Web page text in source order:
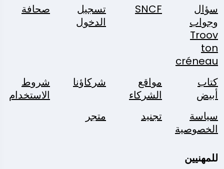
سؤال
وجواب
Troov
ton
créneau
SNCF
تسجيل
الدخول
صحافة
كتاب
أبيض
مواقع
الشركاء
شركاؤنا
شروط
الاستخدام
سياسة
الخصوصية
تجنيد متجر
للمهنيين